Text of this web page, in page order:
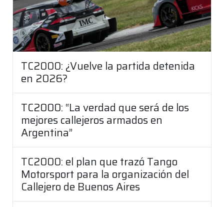
TC2000: ¿Vuelve la partida detenida
en 2026?
TC2000: “La verdad que será de los
mejores callejeros armados en
Argentina”
TC2000: el plan que trazó Tango
Motorsport para la organización del
Callejero de Buenos Aires